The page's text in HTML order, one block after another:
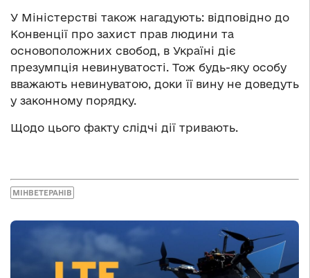
У Міністерстві також нагадують: відповідно до
Конвенції про захист прав людини та
основоположних свобод, в Україні діє
презумпція невинуватості. Тож будь-яку особу
вважають невинуватою, доки її вину не доведуть
у законному порядку.
Щодо цього факту слідчі дії тривають.
МІНВЕТЕРАНІВ